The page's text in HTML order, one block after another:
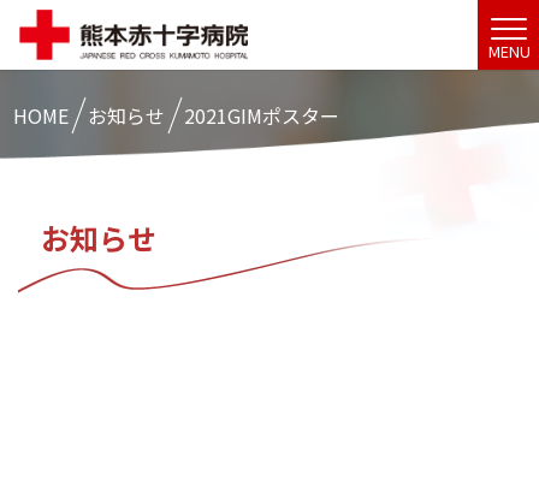
MENU
HOME お知らせ 2021GIMポスター
お知らせ